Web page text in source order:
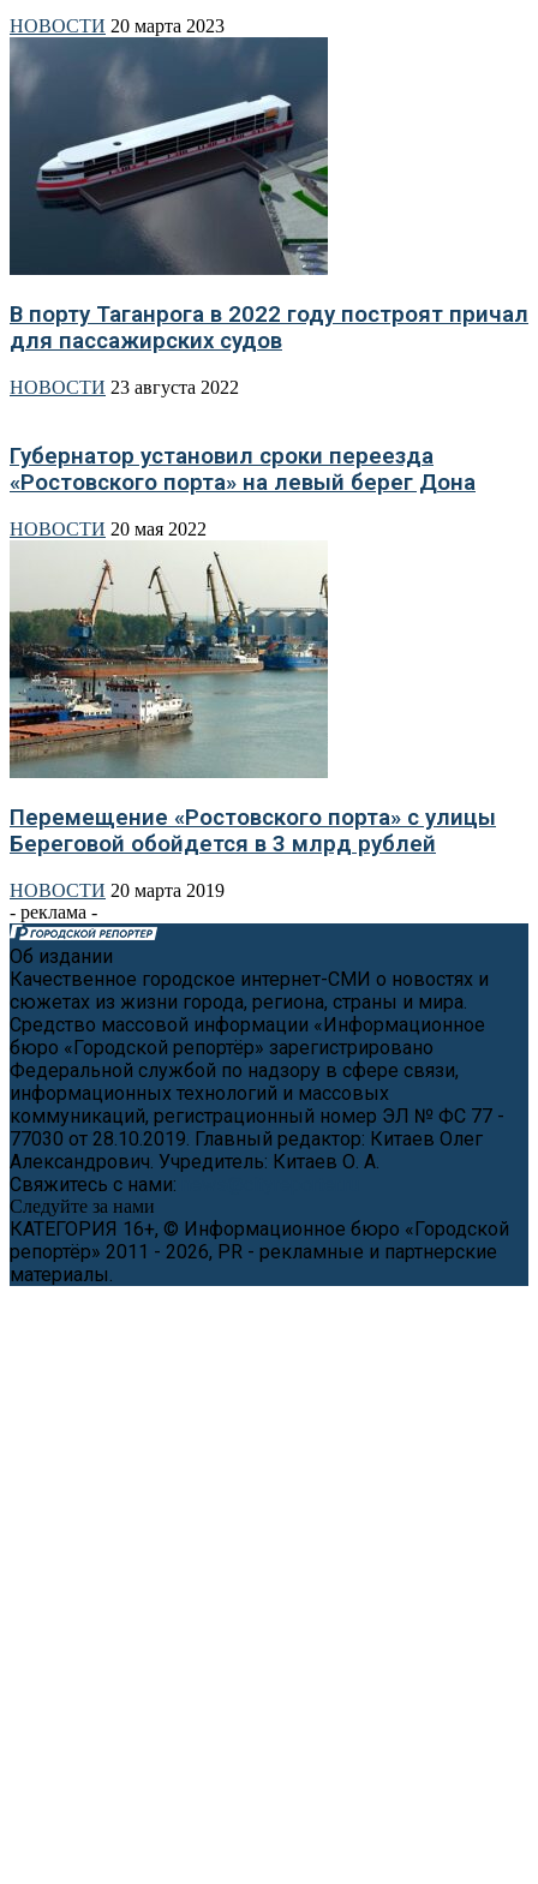
НОВОСТИ 20 марта 2023
В порту Таганрога в 2022 году построят причал
для пассажирских судов
НОВОСТИ 23 августа 2022
Губернатор установил сроки переезда
«Ростовского порта» на левый берег Дона
НОВОСТИ 20 мая 2022
Перемещение «Ростовского порта» с улицы
Береговой обойдется в 3 млрд рублей
НОВОСТИ 20 марта 2019
- реклама -
Об издании
Качественное городское интернет-СМИ о новостях и
сюжетах из жизни города, региона, страны и мира.
Средство массовой информации «Информационное
бюро «Городской репортёр» зарегистрировано
Федеральной службой по надзору в сфере связи,
информационных технологий и массовых
коммуникаций, регистрационный номер ЭЛ № ФС 77 -
77030 от 28.10.2019. Главный редактор: Китаев Олег
Александрович. Учредитель: Китаев О. А.
Свяжитесь с нами:
Следуйте за нами
КАТЕГОРИЯ 16+, © Информационное бюро «Городской
репортёр» 2011 - 2026, PR - рекламные и партнерские
материалы.